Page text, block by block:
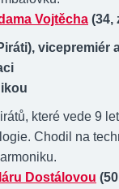
Vojtěcha (34,
vicepremiér
které vede 9
Chodil na
Dostálovou